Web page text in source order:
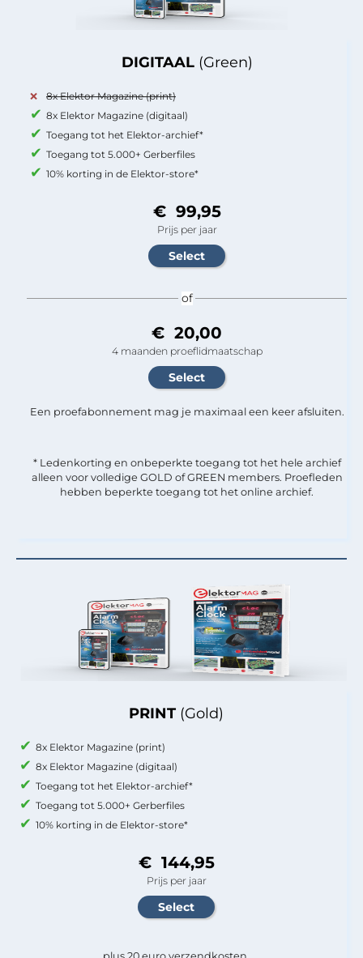
PRINT (Gold)
8x Elektor Magazine (print)
8x Elektor Magazine (digitaal)
Toegang tot het Elektor-archief*
Toegang tot 5.000+ Gerberfiles
10% korting in de Elektor-store*
€ 144,95
Prijs per jaar
DIGITAAL (Green)
8x Elektor Magazine (print)
8x Elektor Magazine (digitaal)
Toegang tot het Elektor-archief*
Toegang tot 5.000+ Gerberfiles
10% korting in de Elektor-store*
€ 99,95
Prijs per jaar
of
€ 20,00
4 maanden proeflidmaatschap
Een proefabonnement mag je maximaal een keer afsluiten.
* Ledenkorting en onbeperkte toegang tot het hele archief
alleen voor volledige GOLD of GREEN members. Proefleden
hebben beperkte toegang tot het online archief.